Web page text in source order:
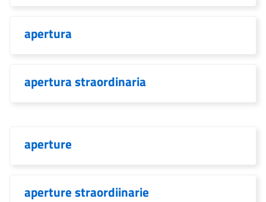
apertura
apertura straordinaria
aperture
aperture straordiinarie